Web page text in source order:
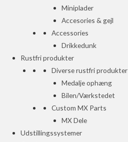
Miniplader
Accesories & gejl
Accessories
Drikkedunk
Rustfri produkter
Diverse rustfri produkter
Medalje ophæng
Bilen/Værkstedet
Custom MX Parts
MX Dele
Udstillingssystemer